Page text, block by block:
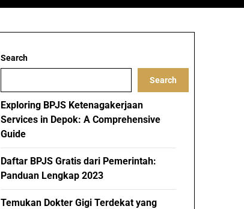
Search
Search
Exploring BPJS Ketenagakerjaan
Services in Depok: A Comprehensive
Guide
Daftar BPJS Gratis dari Pemerintah:
Panduan Lengkap 2023
Temukan Dokter Gigi Terdekat yang